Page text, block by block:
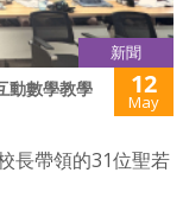
新聞
動數學教學
12
May
長帶領的31位聖若